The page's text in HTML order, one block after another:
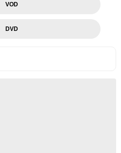
VOD
DVD